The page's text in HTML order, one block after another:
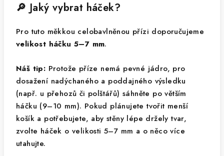
🔎 Jaký vybrat háček?
Pro tuto měkkou celobavlněnou přízi doporučujeme
velikost háčku 5–7 mm.
Náš tip: Protože příze nemá pevné jádro, pro
dosažení nadýchaného a poddajného výsledku
(např. u přehozů či polštářů) sáhněte po větším
háčku (9–10 mm). Pokud plánujete tvořit menší
košík a potřebujete, aby stěny lépe držely tvar,
zvolte háček o velikosti 5–7 mm a o něco více
utahujte.